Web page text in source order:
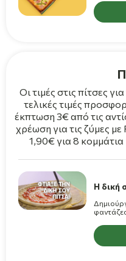
Οι τιμές στις πίτσες
τελικές τιμές
έκπτωση 3€ από τις
χρέωση για τις ζύμες
1,90€ για 8 κομμάτια
Η δική